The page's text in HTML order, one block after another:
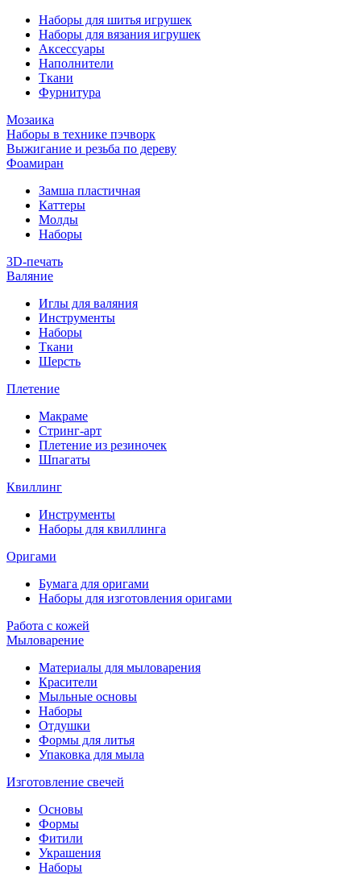
Наборы для шитья игрушек
Наборы для вязания игрушек
Аксессуары
Наполнители
Ткани
Фурнитура
Мозаика
Наборы в технике пэчворк
Выжигание и резьба по дереву
Фоамиран
Замша пластичная
Каттеры
Молды
Наборы
3D-печать
Валяние
Иглы для валяния
Инструменты
Наборы
Ткани
Шерсть
Плетение
Макраме
Стринг-арт
Плетение из резиночек
Шпагаты
Квиллинг
Инструменты
Наборы для квиллинга
Оригами
Бумага для оригами
Наборы для изготовления оригами
Работа с кожей
Мыловарение
Материалы для мыловарения
Красители
Мыльные основы
Наборы
Отдушки
Формы для литья
Упаковка для мыла
Изготовление свечей
Основы
Формы
Фитили
Украшения
Наборы